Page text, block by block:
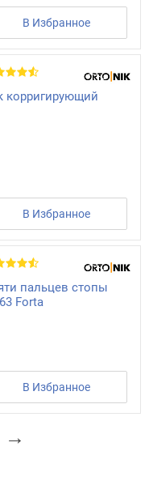
В Избранное
корригирующий
В Избранное
пальцев стопы
Forta
В Избранное
→